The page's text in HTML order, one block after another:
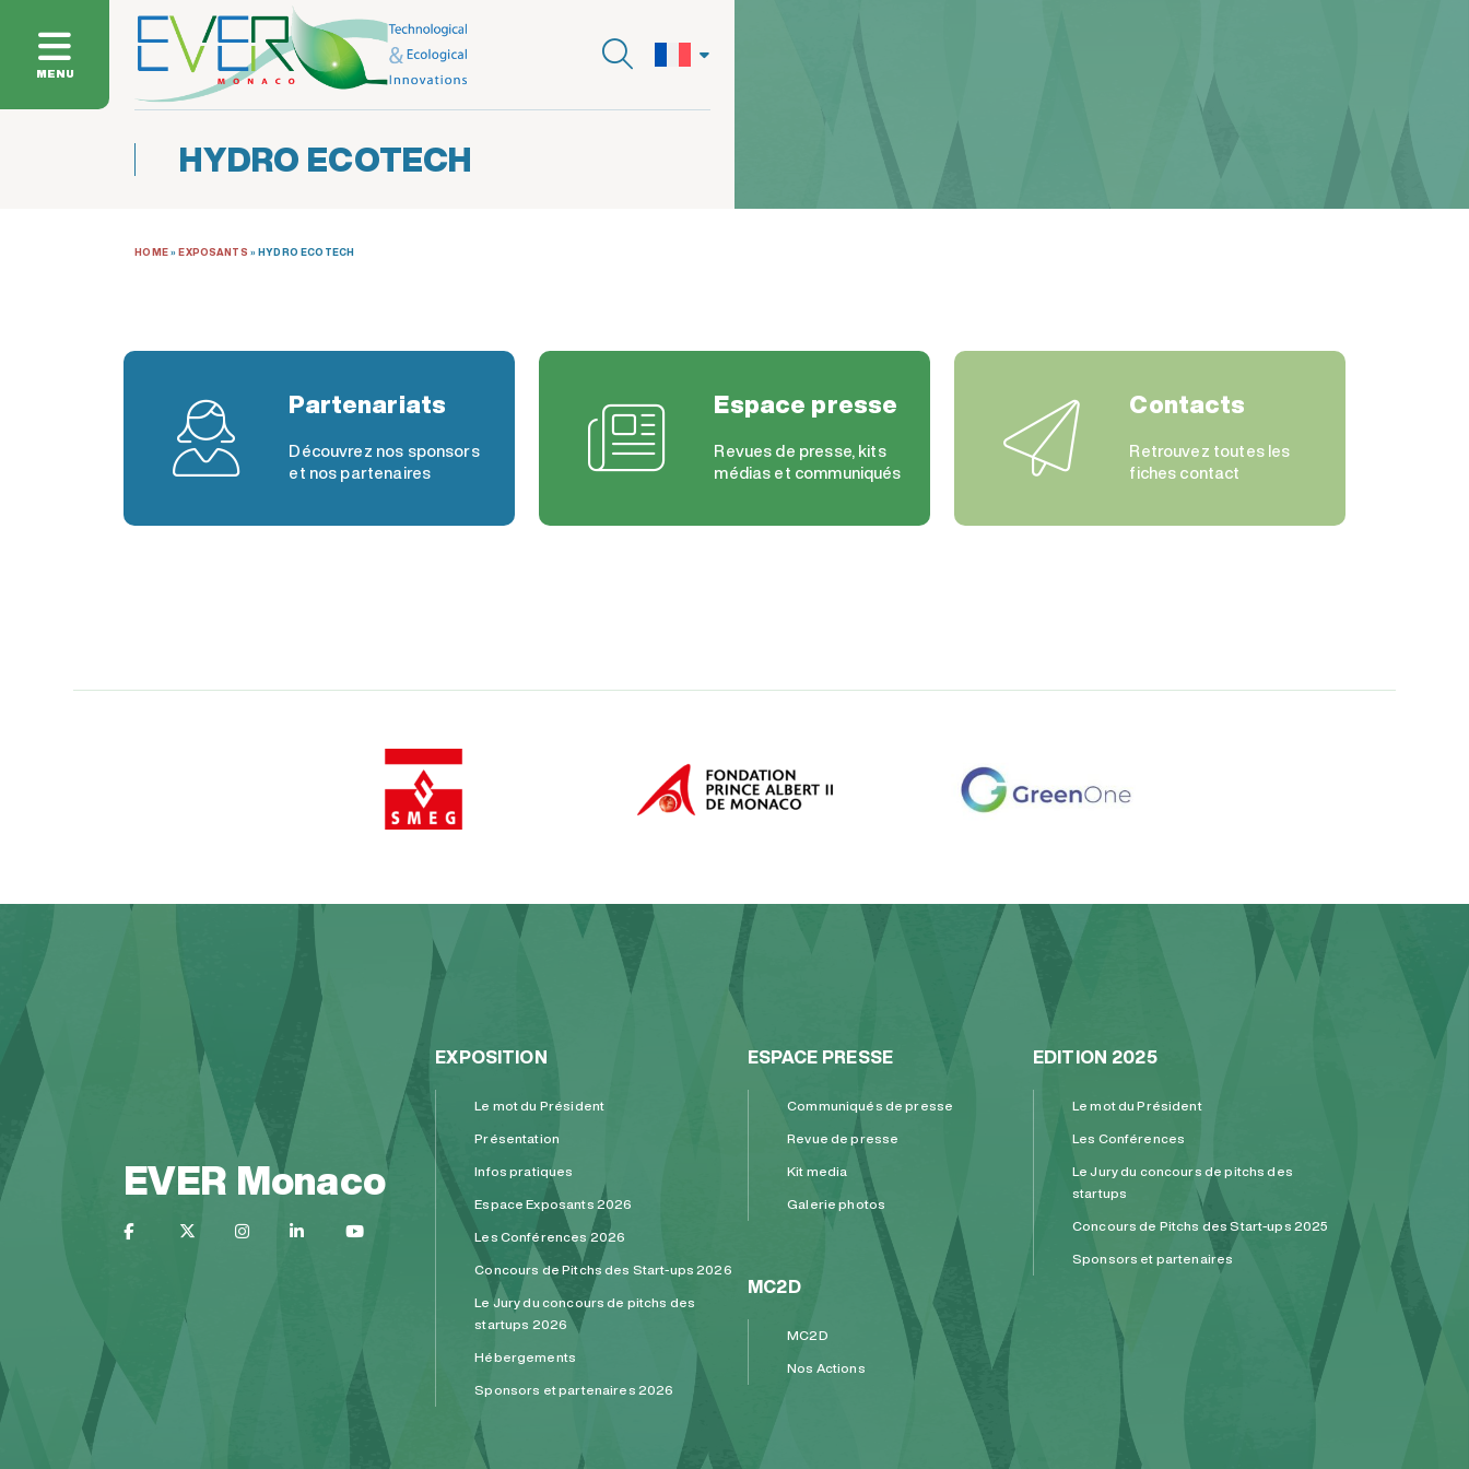
MENU
HYDRO ECOTECH
HOME»EXPOSANTS »HYDRO ECOTECH
Partenariats
Découvrez nos sponsors
et nos partenaires
Espace presse
Revues de presse, kits
médias et communiqués
Contacts
Retrouvez toutes les
fiches contact
EVER Monaco
EXPOSITION
Le mot du Président
Présentation
Infos pratiques
Espace Exposants 2026
Les Conférences 2026
Concours de Pitchs des Start-ups 2026
Le Jury du concours de pitchs des
startups 2026
Hébergements
Sponsors et partenaires 2026
ESPACE PRESSE
Communiqués de presse
Revue de presse
Kit media
Galerie photos
MC2D
MC2D
Nos Actions
EDITION 2025
Le mot du Président
Les Conférences
Le Jury du concours de pitchs des
startups
Concours de Pitchs des Start-ups 2025
Sponsors et partenaires